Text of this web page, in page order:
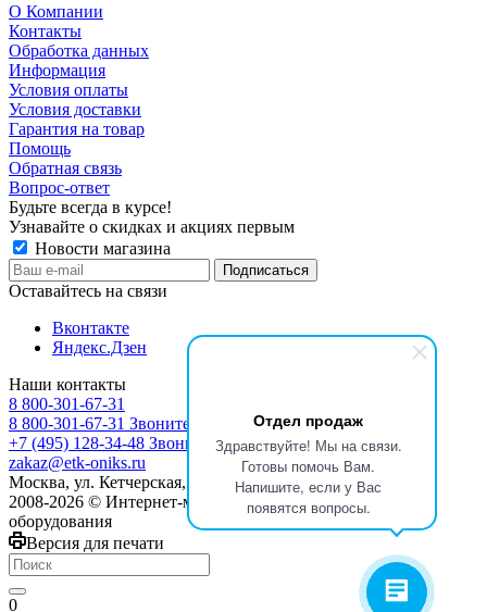
Отдел продаж
Здравствуйте! Мы на связи.
Готовы помочь Вам.
Напишите, если у Вас
появятся вопросы.
О Компании
Контакты
Обработка данных
Информация
Условия оплаты
Условия доставки
Гарантия на товар
Помощь
Обратная связь
Вопрос-ответ
Будьте всегда в курсе!
Узнавайте о скидках и акциях первым
Новости магазина
Оставайтесь на связи
Вконтакте
Яндекс.Дзен
Наши контакты
8 800-301-67-31
8 800-301-67-31 Звоните с 9:00 до 17:00
+7 (495) 128-34-48 Звоните с 8:30 до 17:30
zakaz@etk-oniks.ru
Москва, ул. Кетчерская,13
2008-2026 © Интернет-магазин электротехнического
оборудования
Версия для печати
0